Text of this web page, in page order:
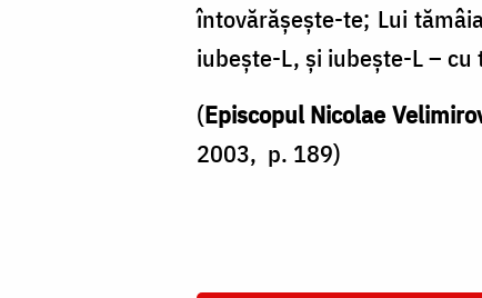
întovărăşeşte-te; Lui
iubeşte-L, şi iubeşte-L –
(Episcopul Nicolae
2003, p. 189)